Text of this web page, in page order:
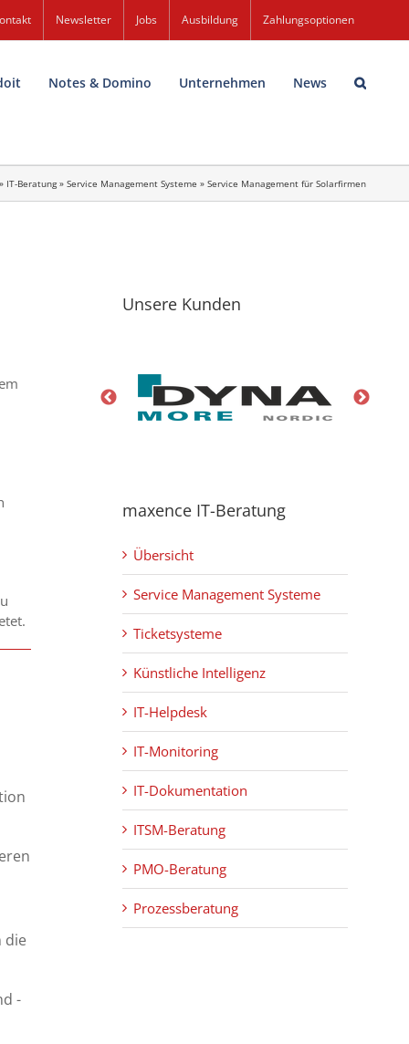
Newsletter Jobs Ausbildung Zahlungsoptionen
Notes & Domino Unternehmen News
» IT-Beratung» Service Management Systeme » Service Management für Solarfirmen
die
-
Unsere Kunden
maxence IT-Beratung
Übersicht
Service Management Systeme
Ticketsysteme
Künstliche Intelligenz
IT-Helpdesk
IT-Monitoring
IT-Dokumentation
ITSM-Beratung
PMO-Beratung
Prozessberatung